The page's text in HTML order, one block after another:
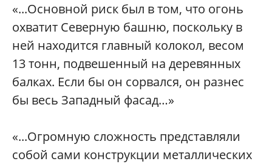
«...Основной риск был в том, что огонь
охватит Северную башню, поскольку в
ней находится главный колокол, весом
13 тонн, подвешенный на деревянных
балках. Если бы он сорвался, он разнес
бы весь Западный фасад…»
«...Огромную сложность представляли
собой сами конструкции металлических